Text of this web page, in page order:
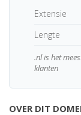
Extensie
Lengte
.nl is het
klanten
OVER DIT